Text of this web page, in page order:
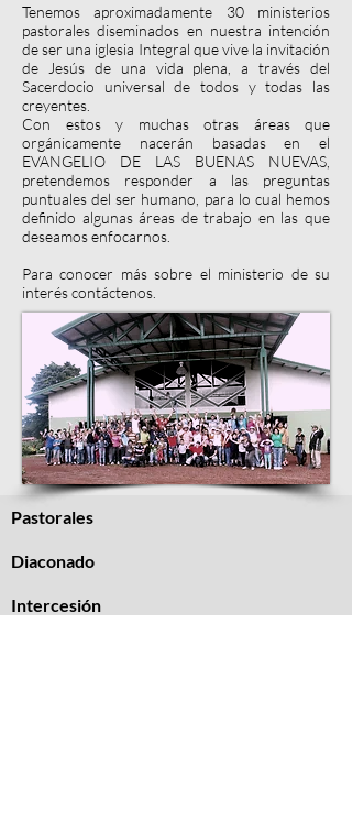
Tenemos aproximadamente 30 ministerios
pastorales diseminados en nuestra intención
de ser una iglesia Integral que vive la invitación
de Jesús de una vida plena, a través del
Sacerdocio universal de todos y todas las
creyentes.
Con estos y muchas otras áreas que
orgánicamente nacerán basadas en el
EVANGELIO DE LAS BUENAS NUEVAS,
pretendemos responder a las preguntas
puntuales del ser humano, para lo cual hemos
definido algunas áreas de trabajo en las que
deseamos enfocarnos.
Para conocer más sobre el ministerio de su
interés contáctenos.
Pastorales
Diaconado
Intercesión